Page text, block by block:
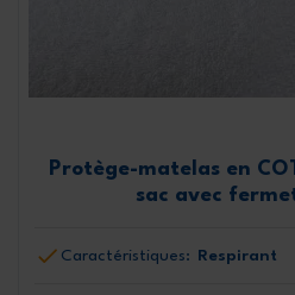
Protège-matelas en
sac avec
Caractéristiques: Respirant